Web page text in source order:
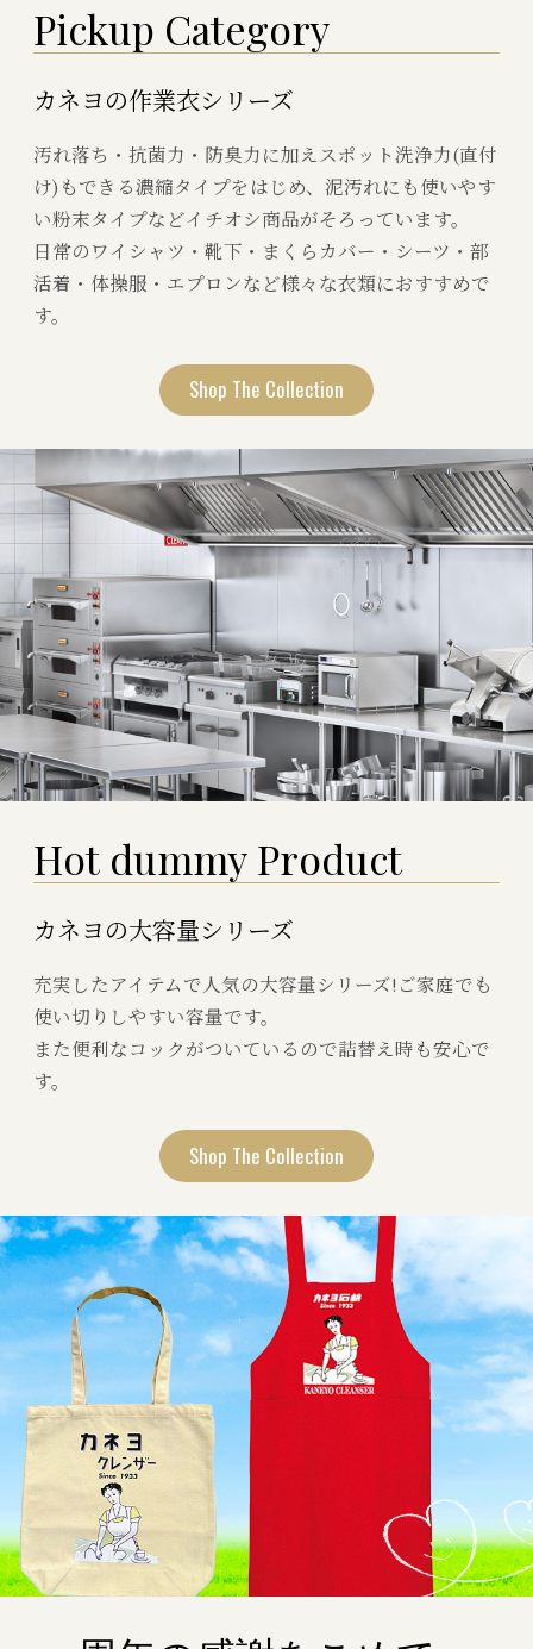
Pickup Category
カネヨの作業衣シリーズ
汚れ落ち・抗菌力・防臭力に加えスポット洗浄力(直付
け)もできる濃縮タイプをはじめ、泥汚れにも使いやす
い粉末タイプなどイチオシ商品がそろっています。
日常のワイシャツ・靴下・まくらカバー・シーツ・部
活着・体操服・エプロンなど様々な衣類におすすめで
す。
Shop The Collection
Hot dummy Product
カネヨの大容量シリーズ
充実したアイテムで人気の大容量シリーズ!ご家庭でも
使い切りしやすい容量です。
また便利なコックがついているので詰替え時も安心で
す。
Shop The Collection